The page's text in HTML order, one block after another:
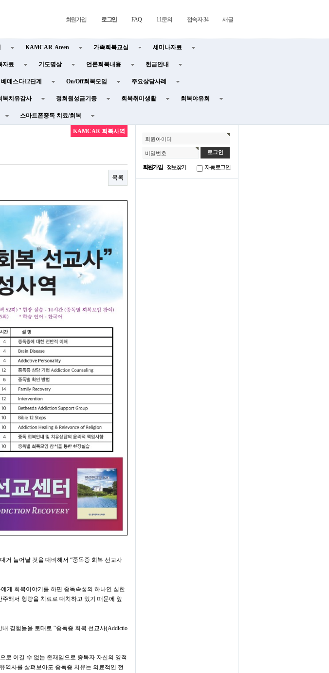
회원가입 로그인 FAQ 1:1문의 접속자 34 새글
KAMCAR-Ateen 가족회복교실 세미나자료
자료 기도명상 언론회복내용 헌금안내
베데스다12단계 On/Off회복모임 주요상담사례
복치유감사 정회원성금기증 회복취미생활 회복야유회
스마트폰중독 치료/회복
회원아이디
비밀번호
회원가입 정보찾기 자동로그인
KAMCAR 회복사역
목록
거 늘어날 것을 대비해서 “중독증 회복 선교사
게 회복이야기를 하면 중독속성의 하나인 심한
해서 형량을 치료로 대치하고 있기 때문에 앞
내 경험들을 토대로 “중독증 회복 선교사(Addictio
로 이길 수 없는 존재임으로 중독자 자신의 영적
역사를 살펴보아도 중독증 치유는 의료적인 전